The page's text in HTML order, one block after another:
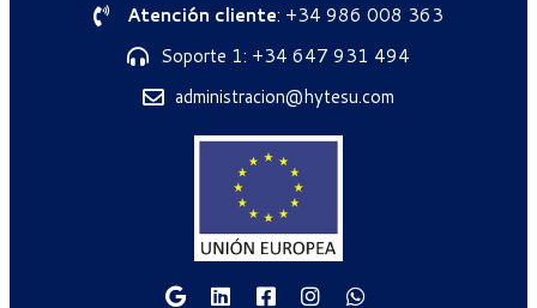
Atención cliente: +34 986 008 363
Soporte 1: +34 647 931 494
administracion@hytesu.com